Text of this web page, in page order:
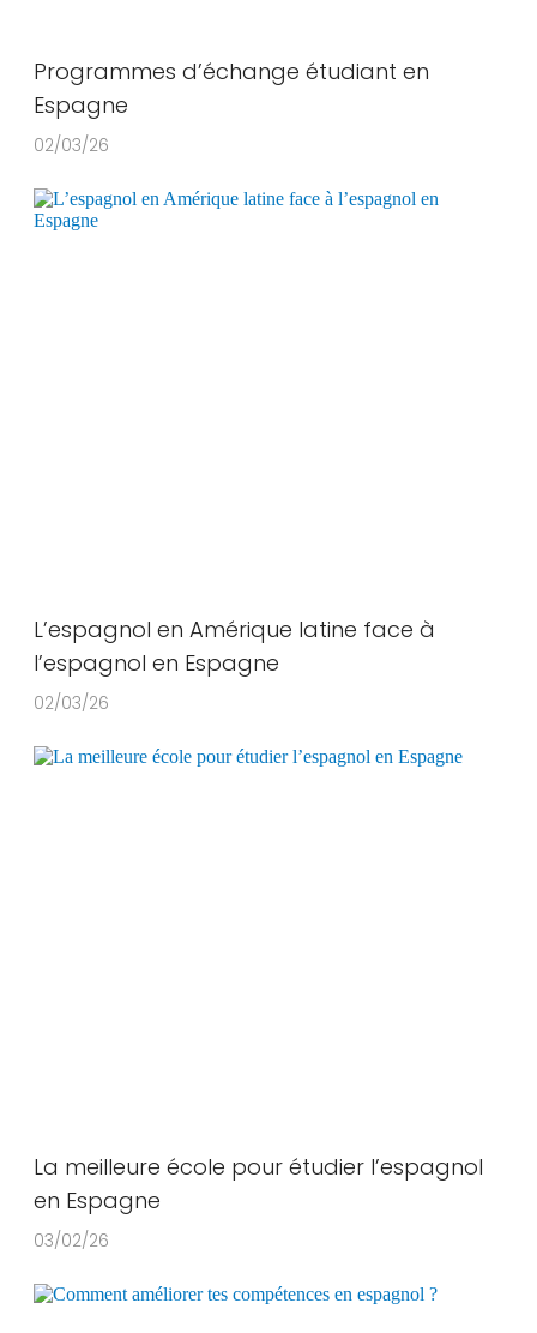
Programmes d’échange étudiant en
Espagne
02/03/26
L’espagnol en Amérique latine face à
l’espagnol en Espagne
02/03/26
La meilleure école pour étudier l’espagnol
en Espagne
03/02/26